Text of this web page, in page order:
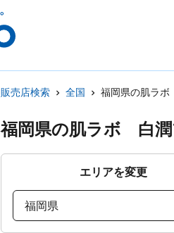
販売店検索 全国 福岡県の肌ラ
福岡県の肌ラボ 白
エリアを変更
福岡県